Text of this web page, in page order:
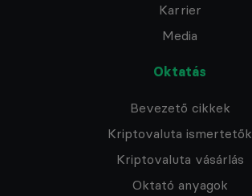
Karrier
Media
Oktatás
Bevezető cikkek
Kriptovaluta ismertetők
Kriptovaluta vásárlás
Oktató anyagok